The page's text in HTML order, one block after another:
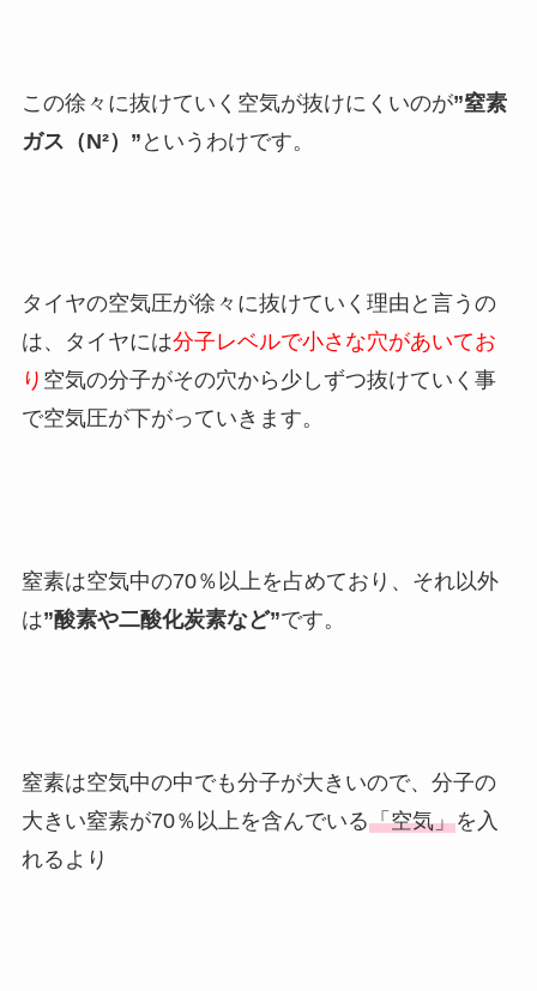
この徐々に抜けていく空気が抜けにくいのが”窒素
ガス（N²）” というわけです。
タイヤの空気圧が徐々に抜けていく理由と言うの
は、タイヤには分子レベルで小さな穴があいてお
り 空気の分子がその穴から少しずつ抜けていく事
で空気圧が下がっていきます。
窒素は空気中の70％以上を占めており、それ以外
は”酸素や二酸化炭素など”です。
窒素は空気中の中でも分子が大きいので、分子の
大きい窒素が70％以上を含んでいる「空気」を入
れるより